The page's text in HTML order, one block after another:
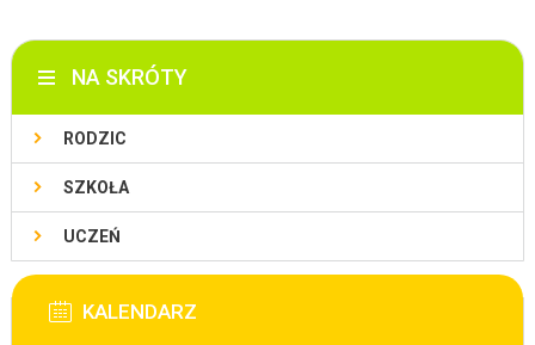
NA SKRÓTY
RODZIC
SZKOŁA
UCZEŃ
KALENDARZ